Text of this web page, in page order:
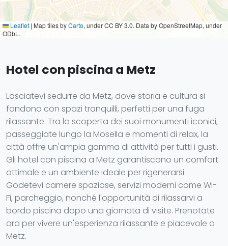
Leaflet | Map tiles byCarto, under CC BY 3.0. Data by OpenStreetMap, under
ODbL.
Hotel con piscina a Metz
Lasciatevi sedurre da Metz, dove storia e cultura si
fondono con spazi tranquilli, perfetti per una fuga
rilassante. Tra la scoperta dei suoi monumenti iconici,
passeggiate lungo la Mosella e momenti di relax, la
città offre un'ampia gamma di attività per tutti i gusti.
Gli hotel con piscina a Metz garantiscono un comfort
ottimale e un ambiente ideale per rigenerarsi.
Godetevi camere spaziose, servizi moderni come Wi-
Fi, parcheggio, nonché l'opportunità di rilassarvi a
bordo piscina dopo una giornata di visite. Prenotate
ora per vivere un'esperienza rilassante e piacevole a
Metz.